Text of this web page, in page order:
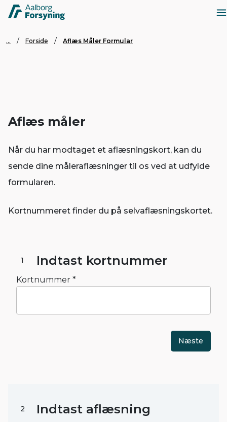
... Forside Aflæs Måler Formular
Aflæs måler
Når du har modtaget et aflæsningskort, kan du
sende dine måleraflæsninger til os ved at udfylde
formularen.
Kortnummeret finder du på selvaflæsningskortet.
1 Indtast kortnummer
Kortnummer *
Næste
2 Indtast aflæsning